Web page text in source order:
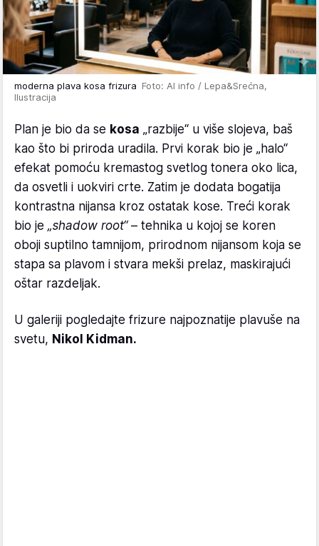
moderna plava kosa frizura Foto: AI info / Lepa&Srećna,
Ilustracija
Plan je bio da se kosa „razbije“ u više slojeva, baš
kao što bi priroda uradila. Prvi korak bio je „halo“
efekat pomoću kremastog svetlog tonera oko lica,
da osvetli i uokviri crte. Zatim je dodata bogatija
kontrastna nijansa kroz ostatak kose. Treći korak
bio je „shadow root“– tehnika u kojoj se koren
oboji suptilno tamnijom, prirodnom nijansom koja se
stapa sa plavom i stvara mekši prelaz, maskirajući
oštar razdeljak.
U galeriji pogledajte frizure najpoznatije plavuše na
svetu, Nikol Kidman.